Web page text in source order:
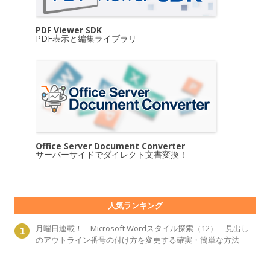
PDF Viewer SDK
PDF表示と編集ライブラリ
Office Server Document Converter
サーバーサイドでダイレクト文書変換！
人気ランキング
月曜日連載！ Microsoft Wordスタイル探索（12）―見出し
のアウトライン番号の付け方を変更する確実・簡単な方法